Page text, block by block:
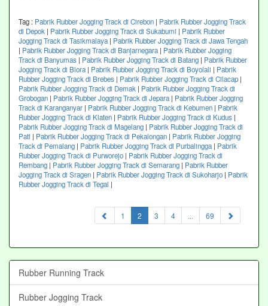
Tag : Pabrik Rubber Jogging Track di Cirebon | Pabrik Rubber Jogging Track
di Depok | Pabrik Rubber Jogging Track di Sukabumi | Pabrik Rubber
Jogging Track di Tasikmalaya| Pabrik Rubber Jogging Track di Jawa Tengah
| Pabrik Rubber Jogging Track di Banjarnegara| Pabrik Rubber Jogging
Track di Banyumas | Pabrik Rubber Jogging Track di Batang | Pabrik Rubber
Jogging Track di Blora| Pabrik Rubber Jogging Track di Boyolali | Pabrik
Rubber Jogging Track di Brebes | Pabrik Rubber Jogging Track di Cilacap |
Pabrik Rubber Jogging Track di Demak | Pabrik Rubber Jogging Track di
Grobogan | Pabrik Rubber Jogging Track di Jepara| Pabrik Rubber Jogging
Track di Karanganyar | Pabrik Rubber Jogging Track di Kebumen | Pabrik
Rubber Jogging Track di Klaten | Pabrik Rubber Jogging Track di Kudus |
Pabrik Rubber Jogging Track di Magelang | Pabrik Rubber Jogging Track di
Pati | Pabrik Rubber Jogging Track di Pekalongan | Pabrik Rubber Jogging
Track di Pemalang | Pabrik Rubber Jogging Track di Purbalingga| Pabrik
Rubber Jogging Track di Purworejo | Pabrik Rubber Jogging Track di
Rembang | Pabrik Rubber Jogging Track di Semarang | Pabrik Rubber
Jogging Track di Sragen | Pabrik Rubber Jogging Track di Sukoharjo | Pabrik
Rubber Jogging Track di Tegal |
1 2 (current)
3 4 ... 69
Rubber Running Track
Rubber Jogging Track